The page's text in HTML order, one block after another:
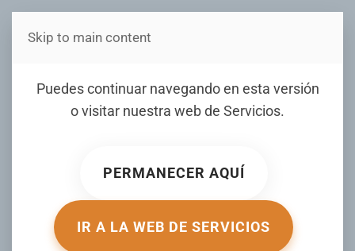
Estás en Telenord Medios
Puedes continuar navegando en esta versión
o visitar nuestra web de Servicios.
PERMANECER AQUÍ
IR A LA WEB DE SERVICIOS
Skip to main content
Garantizan la seguridad
durante las fiestas
ESCRITO POR NOTICIERO TELENORD EL17 JULIO 2025